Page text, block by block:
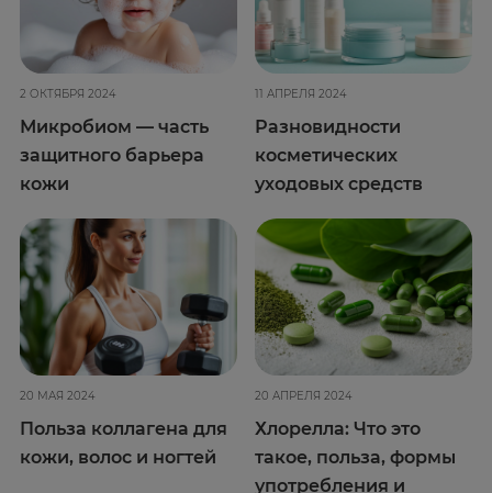
2 ОКТЯБРЯ 2024
Микробиом — часть
защитного барьера
кожи
11 АПРЕЛЯ 2024
Разновидности
косметических
уходовых средств
20 МАЯ 2024
Польза коллагена для
кожи, волос и ногтей
20 АПРЕЛЯ 2024
Хлорелла: Что это
такое, польза, формы
употребления и